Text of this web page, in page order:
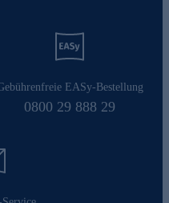
EASy-Bestellung
0800 29 888 29